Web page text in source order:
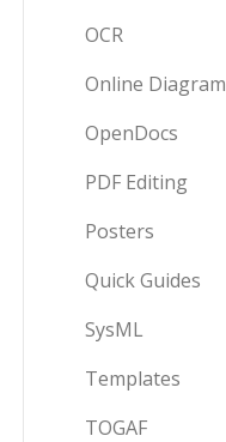
OCR
Online Diagram
OpenDocs
PDF Editing
Posters
Quick Guides
SysML
Templates
TOGAF